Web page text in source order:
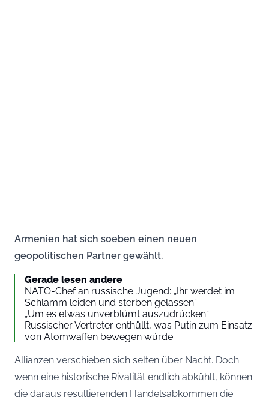
Armenien hat sich soeben einen neuen
geopolitischen Partner gewählt.
Gerade lesen andere
NATO-Chef an russische Jugend: „Ihr werdet im
Schlamm leiden und sterben gelassen“
„Um es etwas unverblümt auszudrücken“:
Russischer Vertreter enthüllt, was Putin zum Einsatz
von Atomwaffen bewegen würde
Allianzen verschieben sich selten über Nacht. Doch
wenn eine historische Rivalität endlich abkühlt, können
die daraus resultierenden Handelsabkommen die